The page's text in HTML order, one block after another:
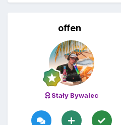
offen
Stały Bywalec